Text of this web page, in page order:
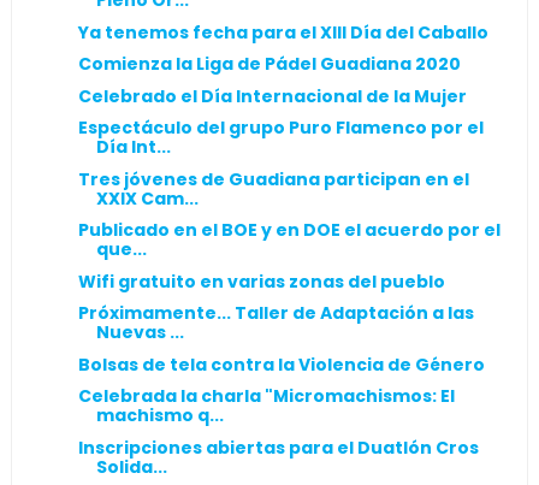
Ya tenemos fecha para el XIII Día del Caballo
Comienza la Liga de Pádel Guadiana 2020
Celebrado el Día Internacional de la Mujer
Espectáculo del grupo Puro Flamenco por el
Día Int...
Tres jóvenes de Guadiana participan en el
XXIX Cam...
Publicado en el BOE y en DOE el acuerdo por el
que...
Wifi gratuito en varias zonas del pueblo
Próximamente... Taller de Adaptación a las
Nuevas ...
Bolsas de tela contra la Violencia de Género
Celebrada la charla "Micromachismos: El
machismo q...
Inscripciones abiertas para el Duatlón Cros
Solida...